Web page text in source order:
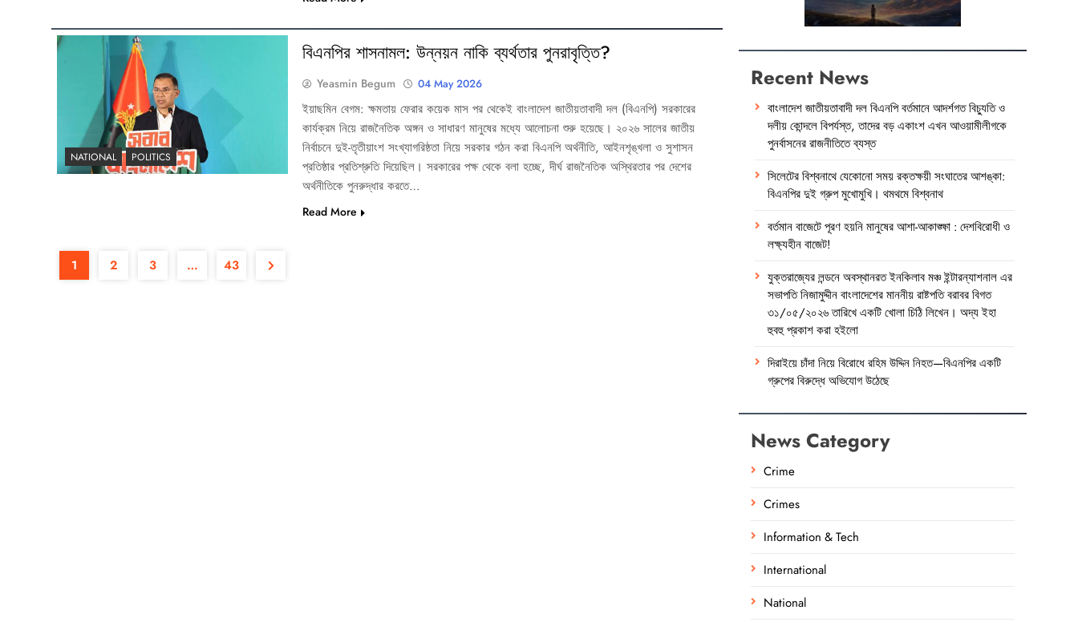
NATIONAL POLITICS
বিএনপির শাসনামল: উন্নয়ন নাকি ব্যর্থতার পুনরাবৃত্তি?
Yeasmin Begum 04 May 2026
ইয়াছমিন বেগম: ক্ষমতায় ফেরার কয়েক মাস পর থেকেই বাংলাদেশ জাতীয়তাবাদী দল (বিএনপি) সরকারের
কার্যক্রম নিয়ে রাজনৈতিক অঙ্গন ও সাধারণ মানুষের মধ্যে আলোচনা শুরু হয়েছে। ২০২৬ সালের জাতীয়
নির্বাচনে দুই-তৃতীয়াংশ সংখ্যাগরিষ্ঠতা নিয়ে সরকার গঠন করা বিএনপি অর্থনীতি, আইনশৃঙ্খলা ও সুশাসন
প্রতিষ্ঠার প্রতিশ্রুতি দিয়েছিল। সরকারের পক্ষ থেকে বলা হচ্ছে, দীর্ঘ রাজনৈতিক অস্থিরতার পর দেশের
অর্থনীতিকে পুনরুদ্ধার করতে…
Read More
1 2 3 … 43
Recent News
বাংলাদেশ জাতীয়তাবাদী দল বিএনপি বর্তমানে আদর্শগত বিচ্যুতি ও
দলীয় কোন্দলে বিপর্যস্ত, তাদের বড় একাংশ এখন আওয়ামীলীগকে
পুনর্বাসনের রাজনীতিতে ব্যস্ত
সিলেটের বিশ্বনাথে যেকোনো সময় রক্তক্ষয়ী সংঘাতের আশঙ্কা:
বিএনপির দুই গ্রুপ মুখোমুখি। থমথমে বিশ্বনাথ
বর্তমান বাজেটে পূরণ হয়নি মানুষের আশা-আকাঙ্ক্ষা : দেশবিরোধী ও
লক্ষ্যহীন বাজেট!
যুক্তরাজ্যের লন্ডনে অবস্থানরত ইনকিলাব মঞ্চ ইন্টারন্যাশনাল এর
সভাপতি নিজামুদ্দীন বাংলাদেশের মাননীয় রাষ্টপতি বরাবর বিগত
৩১/০৫/২০২৬ তারিখে একটি খোলা চিঠি লিখেন। অদ্য ইহা
হুবহু প্রকাশ করা হইলো
দিরাইয়ে চাঁদা নিয়ে বিরোধে রহিম উদ্দিন নিহত—বিএনপির একটি
গ্রুপের বিরুদ্ধে অভিযোগ উঠেছে
News Category
Crime
Crimes
Information & Tech
International
National